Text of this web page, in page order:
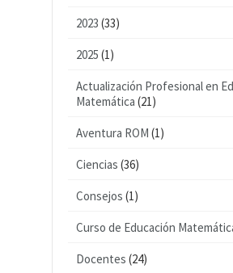
2023 (33)
2025 (1)
Actualización Profesional en
Matemática (21)
Aventura ROM (1)
Ciencias (36)
Consejos (1)
Curso de Educación
Docentes (24)